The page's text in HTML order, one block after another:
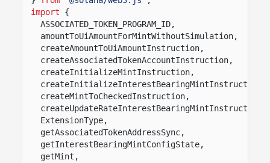
import
{
ASSOCIATED_TOKEN_PROGRAM_ID,
amountToUiAmountForMintWithoutSimulation,
createAmountToUiAmountInstruction,
createAssociatedTokenAccountInstruction,
createInitializeMintInstruction,
createInitializeInterestBearingMintInstruction,
createMintToCheckedInstruction,
createUpdateRateInterestBearingMintInstruction,
ExtensionType,
getAssociatedTokenAddressSync,
getInterestBearingMintConfigState,
getMint,